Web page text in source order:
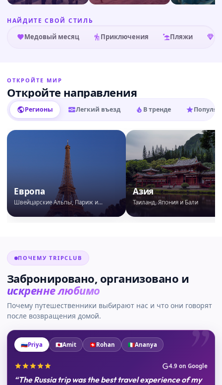
НАЙДИТЕ СВОЙ СТИЛЬ
Медовый месяц Приключения Пляжи
ОТКРОЙТЕ МИР
Откройте направления
Регионы Легкий въезд В тренде
Европа
Швейцарские Альпы, Париж и
Азия
Таиланд, Япония и Бали
ПОЧЕМУ TRIPCLUB
Забронировано, организовано и
искренне любимо
Почему путешественники выбирают нас и что они говорят
после возвращения домой.
”
🇷🇺Priya 🇯🇵Amit 🇨🇭Rohan 🇮🇹Ananya
4.9 on Google
“The Russia trip was the best travel experience of my